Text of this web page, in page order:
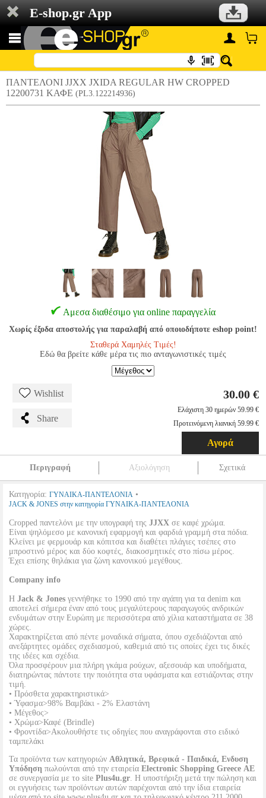
E-shop.gr App
ΠΑΝΤΕΛΟΝΙ JJXX JXIDA REGULAR HW CROPPED
12200731 ΚΑΦΕ (PL3.122214936)
Αμεσα διαθέσιμο για online παραγγελία
Χωρίς έξοδα αποστολής για παραλαβή από οποιοδήποτε eshop point!
Σταθερά Χαμηλές Τιμές!
Εδώ θα βρείτε κάθε μέρα τις πιο ανταγωνιστικές τιμές
Wishlist
Share
30.00 €
Ελάχιστη 30 ημερών 59.99 €
Προτεινόμενη λιανική 59.99 €
Αγορά
Περιγραφή Αξιολόγηση Σχετικά
Κατηγορία: ΓΥΝΑΙΚΑ-ΠΑΝΤΕΛΟΝΙΑ •
JACK & JONES στην κατηγορία ΓΥΝΑΙΚΑ-ΠΑΝΤΕΛΟΝΙΑ
Cropped παντελόνι με την υπογραφή της JJXX σε καφέ χρώμα.
Είναι ψηλόμεσο με κανονική εφαρμογή και φαρδιά γραμμή στα πόδια.
Κλείνει με φερμουάρ και κόπιτσα και διαθέτει πλάγιες τσέπες στο
μπροστινό μέρος και δύο κοφτές, διακοσμητικές στο πίσω μέρος.
Έχει επίσης θηλάκια για ζώνη κανονικού μεγέθους.
Company info
Η Jack & Jones γεννήθηκε το 1990 από την αγάπη για τα denim και
αποτελεί σήμερα έναν από τους μεγαλύτερους παραγωγούς ανδρικών
ενδυμάτων στην Ευρώπη με περισσότερα από χίλια καταστήματα σε 38
χώρες.
Χαρακτηρίζεται από πέντε μοναδικά σήματα, όπου σχεδιάζονται από
ανεξάρτητες ομάδες σχεδιασμού, καθεμιά από τις οποίες έχει τις δικές
της ιδέες και σχέδια.
Όλα προσφέρουν μια πλήρη γκάμα ρούχων, αξεσουάρ και υποδήματα,
διατηρώντας πάντοτε την ποιότητα στα υφάσματα και εστιάζοντας στην
τιμή.
• Πρόσθετα χαρακτηριστικά>
• Ύφασμα>98% Βαμβάκι - 2% Ελαστάνη
• Μέγεθος>
• Χρώμα>Καφέ (Brindle)
• Φροντίδα>Ακολουθήστε τις οδηγίες που αναγράφονται στο ειδικό
ταμπελάκι
Τα προϊόντα των κατηγοριών Αθλητικά, Βρεφικά - Παιδικά, Ενδυση
Υπόδηση πωλούνται από την εταιρεία Electronic Shopping Greece ΑΕ
σε συνεργασία με το site Plus4u.gr. Η υποστήριξη μετά την πώληση και
οι εγγυήσεις των προϊόντων αυτών παρέχονται από την ίδια εταιρεία